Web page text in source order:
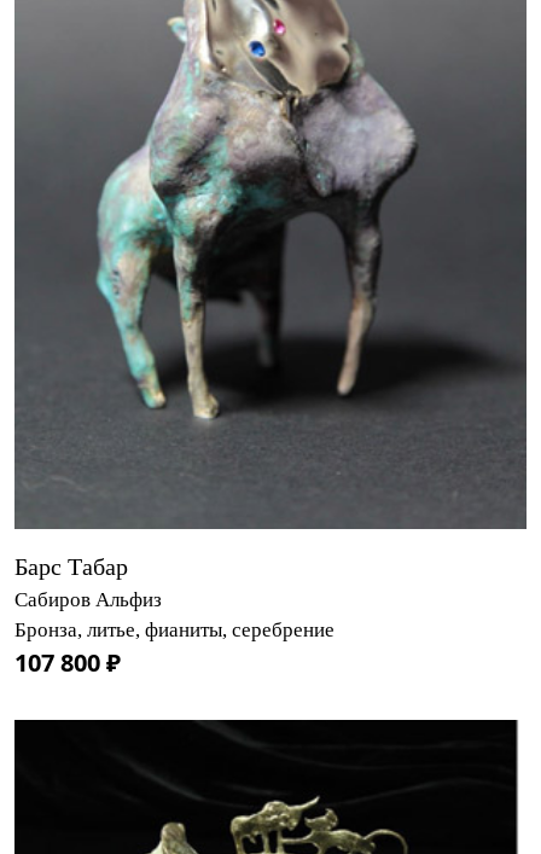
Барс Табар
Сабиров Альфиз
Бронза, литье, фианиты, серебрение
107 800 ₽